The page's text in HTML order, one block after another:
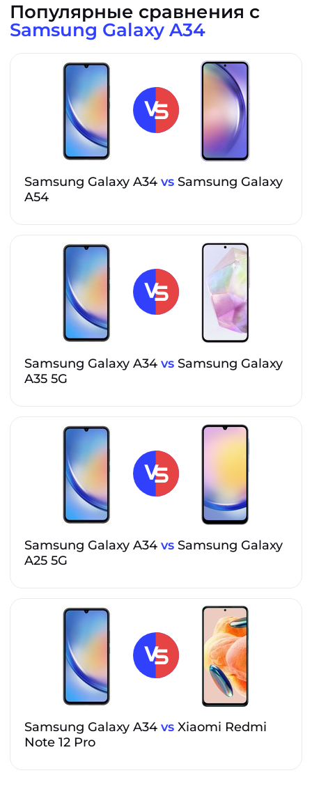
Популярные сравнения с
Samsung Galaxy A34
Samsung Galaxy A34 vs Samsung Galaxy
A54
Samsung Galaxy A34 vs Samsung Galaxy
A35 5G
Samsung Galaxy A34 vs Samsung Galaxy
A25 5G
Samsung Galaxy A34 vs Xiaomi Redmi
Note 12 Pro